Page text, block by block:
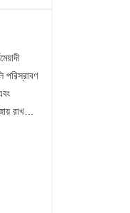
পরিস্রাবণ
রাখতে